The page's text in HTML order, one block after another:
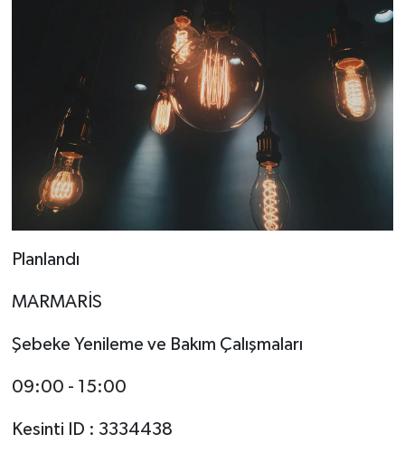
Planlandı
MARMARİS
Şebeke Yenileme ve Bakım Çalışmaları
09:00 - 15:00
Kesinti ID : 3334438